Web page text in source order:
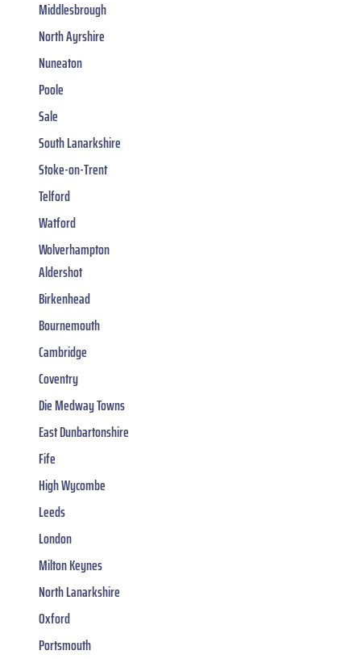
Middlesbrough
North Ayrshire
Nuneaton
Poole
Sale
South Lanarkshire
Stoke-on-Trent
Telford
Watford
Wolverhampton
Aldershot
Birkenhead
Bournemouth
Cambridge
Coventry
Die Medway Towns
East Dunbartonshire
Fife
High Wycombe
Leeds
London
Milton Keynes
North Lanarkshire
Oxford
Portsmouth